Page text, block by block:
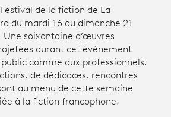
à une émission
de la fiction de La
du mardi 16 au dimanche 21
soixantaine d’œuvres
durant cet événement
comme aux professionnels.
de dédicaces, rencontres
au menu de cette semaine
à la fiction francophone.